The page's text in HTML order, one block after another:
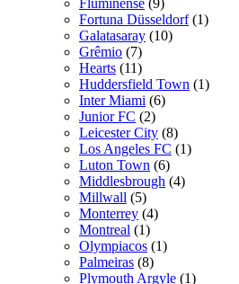
Fortuna Düsseldorf (1)
Galatasaray (10)
Grêmio (7)
Hearts (11)
Huddersfield Town (1)
Inter Miami (6)
Junior FC (2)
Leicester City (8)
Los Angeles FC (1)
Luton Town (6)
Middlesbrough (4)
Millwall (5)
Monterrey (4)
Montreal (1)
Olympiacos (1)
Palmeiras (8)
Plymouth Argyle (1)